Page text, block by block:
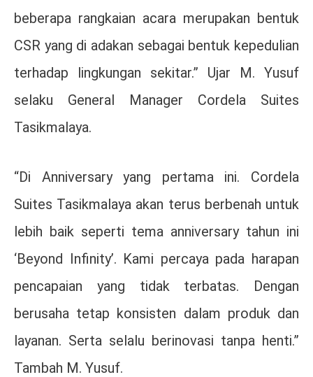
beberapa rangkaian acara merupakan bentuk
CSR yang di adakan sebagai bentuk kepedulian
terhadap lingkungan sekitar.” Ujar M. Yusuf
selaku General Manager Cordela Suites
Tasikmalaya.
“Di Anniversary yang pertama ini. Cordela
Suites Tasikmalaya akan terus berbenah untuk
lebih baik seperti tema anniversary tahun ini
‘Beyond Infinity’. Kami percaya pada harapan
pencapaian yang tidak terbatas. Dengan
berusaha tetap konsisten dalam produk dan
layanan. Serta selalu berinovasi tanpa henti.”
Tambah M. Yusuf.